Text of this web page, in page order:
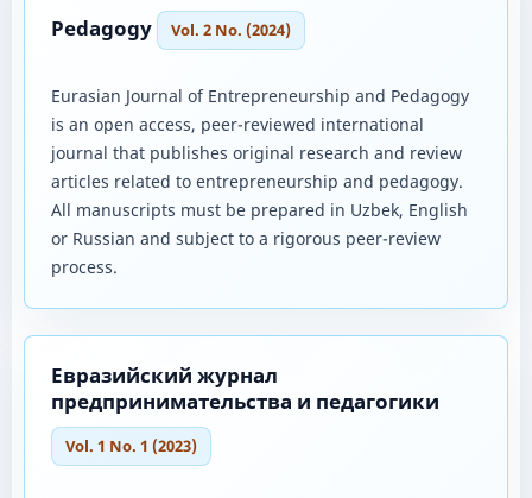
Pedagogy
Vol. 2 No. (2024)
Eurasian Journal of Entrepreneurship and Pedagogy
is an open access, peer-reviewed international
journal that publishes original research and review
articles related to entrepreneurship and pedagogy.
All manuscripts must be prepared in Uzbek, English
or Russian and subject to a rigorous peer-review
process.
Евразийский журнал
предпринимательства и педагогики
Vol. 1 No. 1 (2023)